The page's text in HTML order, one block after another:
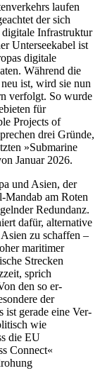
laufen
der sich
Infrastruktur
Unterseekabel ist
digitale
Während die
ist, wird sie nun
verfolgt. So wurde
für
Projects of
drei Gründe,
»Submarine
Januar 2026.
und Asien, der
Mandab am Roten
Redundanz.
dafür, alternative
zu schaffen –
maritimer
Strecken
sprich
den so er­
der
ist gerade eine Ver­
wie
die EU
Con­nect«